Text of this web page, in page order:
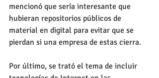
mencionó que sería interesante que
hubieran repositorios públicos de
material en digital para evitar que se
pierdan si una empresa de estas cierra.
Por último, se trató el tema de incluir